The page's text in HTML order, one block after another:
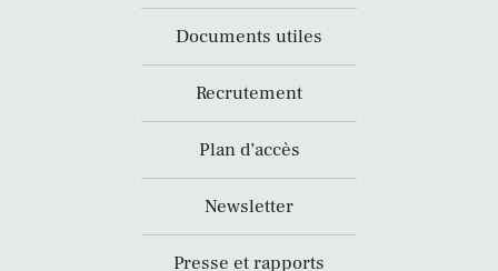
Documents utiles
Recrutement
Plan d’accès
Newsletter
Presse et rapports